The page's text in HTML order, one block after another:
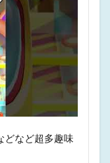
どなど超多趣味